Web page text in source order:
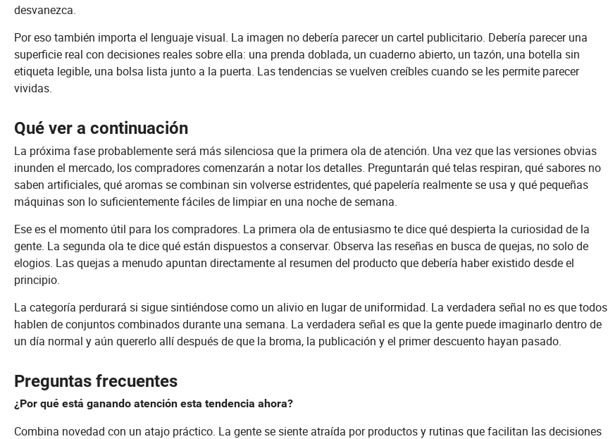
desvanezca.
Por eso también importa el lenguaje visual. La imagen no debería parecer un cartel publicitario. Debería parecer una
superficie real con decisiones reales sobre ella: una prenda doblada, un cuaderno abierto, un tazón, una botella sin
etiqueta legible, una bolsa lista junto a la puerta. Las tendencias se vuelven creíbles cuando se les permite parecer
vividas.
Qué ver a continuación
La próxima fase probablemente será más silenciosa que la primera ola de atención. Una vez que las versiones obvias
inunden el mercado, los compradores comenzarán a notar los detalles. Preguntarán qué telas respiran, qué sabores no
saben artificiales, qué aromas se combinan sin volverse estridentes, qué papelería realmente se usa y qué pequeñas
máquinas son lo suficientemente fáciles de limpiar en una noche de semana.
Ese es el momento útil para los compradores. La primera ola de entusiasmo te dice qué despierta la curiosidad de la
gente. La segunda ola te dice qué están dispuestos a conservar. Observa las reseñas en busca de quejas, no solo de
elogios. Las quejas a menudo apuntan directamente al resumen del producto que debería haber existido desde el
principio.
La categoría perdurará si sigue sintiéndose como un alivio en lugar de uniformidad. La verdadera señal no es que todos
hablen de conjuntos combinados durante una semana. La verdadera señal es que la gente puede imaginarlo dentro de
un día normal y aún quererlo allí después de que la broma, la publicación y el primer descuento hayan pasado.
Preguntas frecuentes
¿Por qué está ganando atención esta tendencia ahora?
Combina novedad con un atajo práctico. La gente se siente atraída por productos y rutinas que facilitan las decisiones